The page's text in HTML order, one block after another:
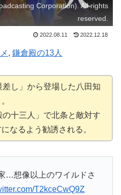
Corporation). All rights
reserved.
2022.08.11 2022.12.18
, 鎌倉殿の13人
し」から登場した八田知
十三人」で北条と敵対す
なるよう勧誘される。
…想像以上のワイルドさ
T2kceCwQ9Z